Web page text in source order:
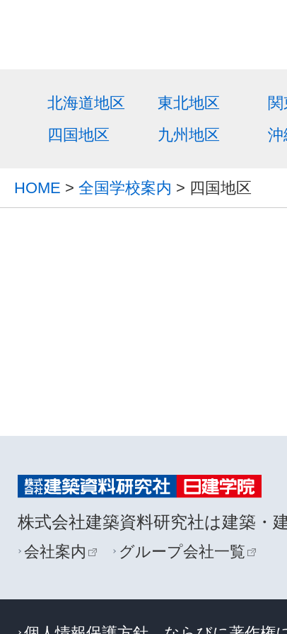
北海道地区 東北地区
四国地区
九州地区 沖
HOME > 全国学校案内 > 四国地区
株式会社建築資料研究社は建築・
会社案内 グループ会社一覧